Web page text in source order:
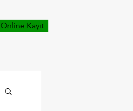
Online Kayıt